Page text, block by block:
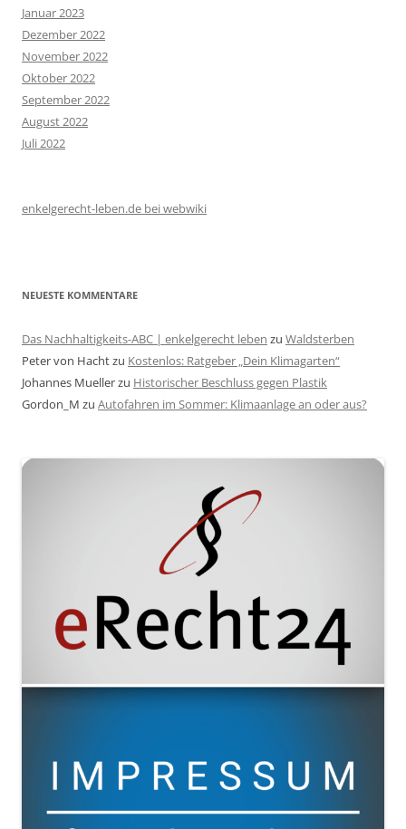
Januar 2023
Dezember 2022
November 2022
Oktober 2022
September 2022
August 2022
Juli 2022
enkelgerecht-leben.de bei webwiki
NEUESTE KOMMENTARE
Das Nachhaltigkeits-ABC | enkelgerecht leben zu Waldsterben
Peter von Hachtzu Kostenlos: Ratgeber „Dein Klimagarten“
Johannes Muellerzu Historischer Beschluss gegen Plastik
Gordon_M zu Autofahren im Sommer: Klimaanlage an oder aus?